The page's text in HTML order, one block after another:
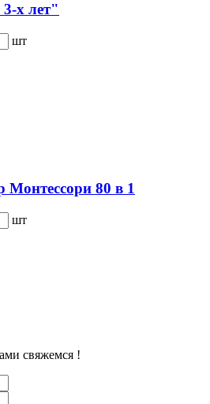
х лет"
шт
80 в 1
шт
свяжемся !